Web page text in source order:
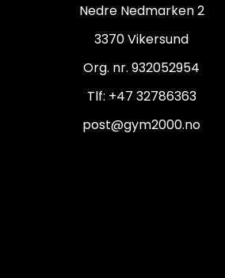
Nedre Nedmarken 2
3370 Vikersund
Org. nr. 932052954
Tlf: +47 32786363
post@gym2000.no